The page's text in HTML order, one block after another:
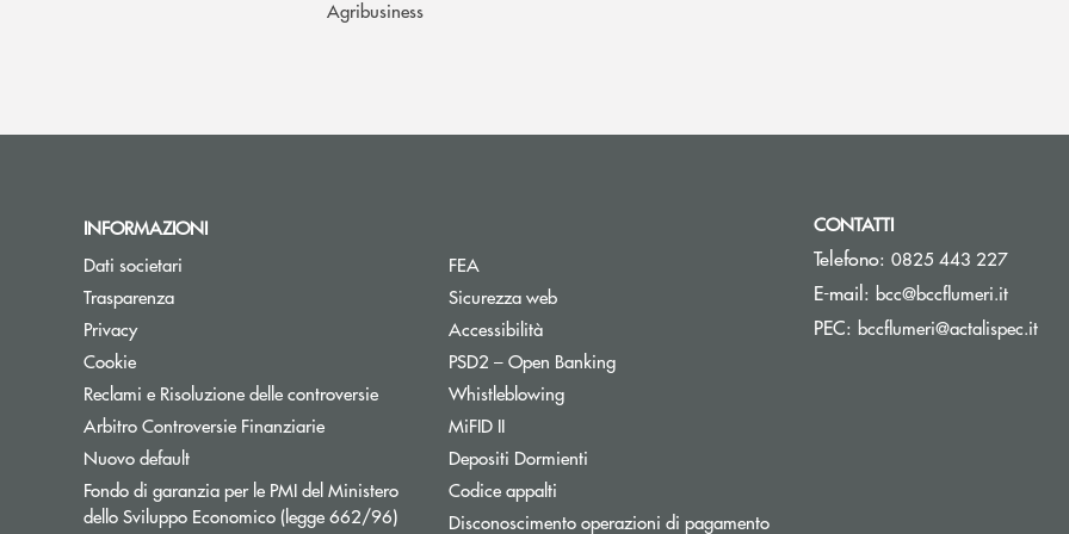
Agribusiness
INFORMAZIONI
Dati societari
Trasparenza
Privacy
Cookie
Reclami e Risoluzione delle controversie
Arbitro Controversie FinanziarieApre una nuova finestra
Nuovo default
Fondo di garanzia per le PMI del Ministero
dello Sviluppo Economico (legge 662/96)Apre una nuova finestra
FEA
Sicurezza web
Accessibilità
PSD2 – Open BankingApre una nuova finestra
Whistleblowing
MiFID II
Depositi Dormienti
Codice appalti
Disconoscimento operazioni di pagamento
CONTATTI
Telefono: 0825 443 227
E-mail: bcc@bccflumeri.it(si
PEC: bccflumeri@actalispec.it(si